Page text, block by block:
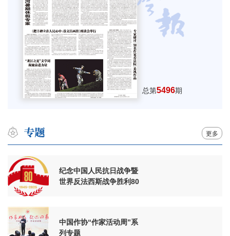
总第5496期
更多
纪念中国人民抗日战争暨
世界反法西斯战争胜利80
中国作协“作家活动周”系
列专题